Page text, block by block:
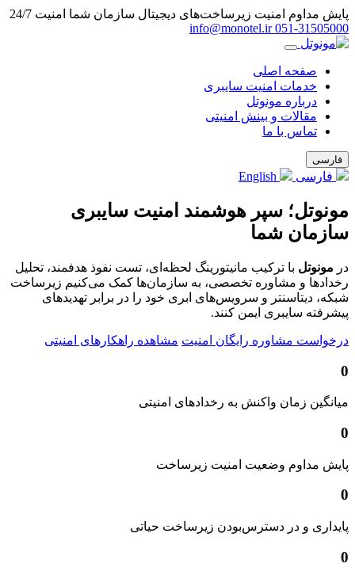
پایش مداوم امنیت زیرساخت‌های دیجیتال سازمان شما امنیت 24/7
info@monotel.ir 051‑31505000
صفحه اصلی
خدمات امنیت سایبری
درباره مونوتل
مقالات و بینش امنیتی
تماس با ما
فارسی
فارسی
مونوتل؛ سپر هوشمند امنیت سایبری
سازمان شما
در مونوتل با ترکیب مانیتورینگ لحظه‌ای، تست نفوذ هدفمند، تحلیل
رخدادها و مشاوره تخصصی، به سازمان‌ها کمک می‌کنیم زیرساخت
شبکه، دیتاسنتر و سرویس‌های ابری خود را در برابر تهدیدهای
پیشرفته سایبری ایمن کنند.
درخواست مشاوره رایگان امنیت مشاهده راهکارهای امنیتی
0
میانگین زمان واکنش به رخدادهای امنیتی
0
پایش مداوم وضعیت امنیت زیرساخت
0
پایداری و در دسترس‌بودن زیرساخت حیاتی
0